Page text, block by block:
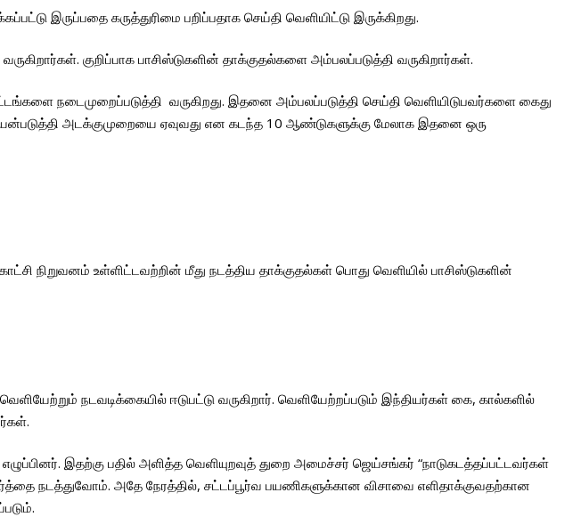
கருத்துரிமை பறிப்பதாக செய்தி வெளியிட்டு இருக்கிறது.
குறிப்பாக பாசிஸ்டுகளின் தாக்குதல்களை அம்பலப்படுத்தி வருகிறார்கள்.
நடைமுறைப்படுத்தி வருகிறது. இதனை அம்பலப்படுத்தி செய்தி வெளியிடுபவர்களை கைது
அடக்குமுறையை ஏவுவது என கடந்த 10 ஆண்டுகளுக்கு மேலாக இதனை ஒரு
உள்ளிட்டவற்றின் மீது நடத்திய தாக்குதல்கள் பொது வெளியில் பாசிஸ்டுகளின்
நடவடிக்கையில் ஈடுபட்டு வருகிறார். வெளியேற்றப்படும் இந்தியர்கள் கை, கால்களில்
எழுப்பினர். இதற்கு பதில் அளித்த வெளியுறவுத் துறை அமைச்சர் ஜெய்சங்கர் “நாடுகடத்தப்பட்டவர்கள்
நடத்துவோம். அதே நேரத்தில், சட்டப்பூர்வ பயணிகளுக்கான விசாவை எளிதாக்குவதற்கான